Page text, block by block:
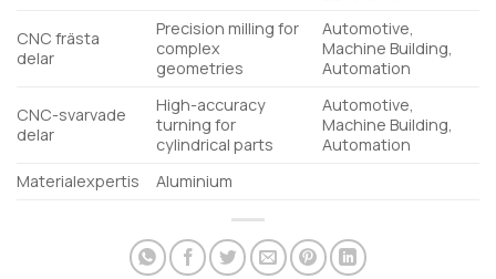
CNC frästa
delar
Precision milling for
complex
geometries
Automotive,
Machine Building,
Automation
CNC-svarvade
delar
High-accuracy
turning for
cylindrical parts
Automotive,
Machine Building,
Automation
Materialexpertis
Aluminium